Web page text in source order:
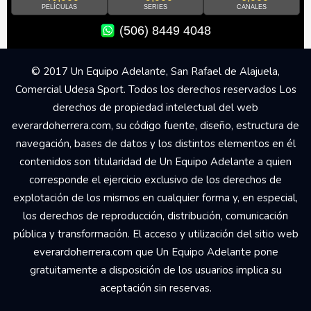
PELÍCULAS SERIES CANALES
(506) 8449 4048
© 2017 Un Equipo Adelante, San Rafael de Alajuela,
Comercial Udesa Sport. Todos los derechos reservados Los
derechos de propiedad intelectual del web
everardoherrera.com, su código fuente, diseño, estructura de
navegación, bases de datos y los distintos elementos en él
contenidos son titularidad de Un Equipo Adelante a quien
corresponde el ejercicio exclusivo de los derechos de
explotación de los mismos en cualquier forma y, en especial,
los derechos de reproducción, distribución, comunicación
pública y transformación. El acceso y utilización del sitio web
everardoherrera.com que Un Equipo Adelante pone
gratuitamente a disposición de los usuarios implica su
aceptación sin reservas.